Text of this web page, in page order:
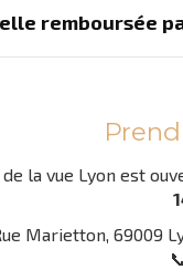
remboursée
de la vue Lyon est
Marietton, 69009